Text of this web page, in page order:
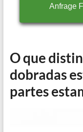
Anfrage
O que
dobradas
partes